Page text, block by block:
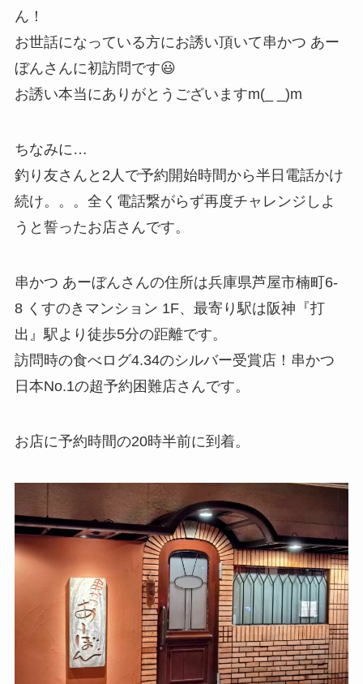
ん！
お世話になっている方にお誘い頂いて串かつ あー
ぼんさんに初訪問です😃
お誘い本当にありがとうございますm(_ _)m
ちなみに…
釣り友さんと2人で予約開始時間から半日電話かけ
続け。。。全く電話繋がらず再度チャレンジしよ
うと誓ったお店さんです。
串かつ あーぼんさんの住所は兵庫県芦屋市楠町6-
8 くすのきマンション 1F、最寄り駅は阪神『打
出』駅より徒歩5分の距離です。
訪問時の食べログ4.34のシルバー受賞店！串かつ
日本No.1の超予約困難店さんです。
お店に予約時間の20時半前に到着。